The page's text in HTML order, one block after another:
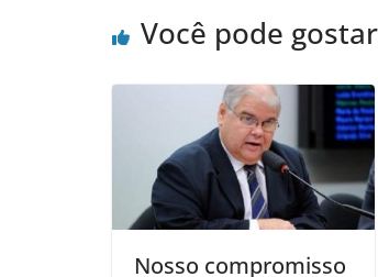
Você pode
Nosso compromisso